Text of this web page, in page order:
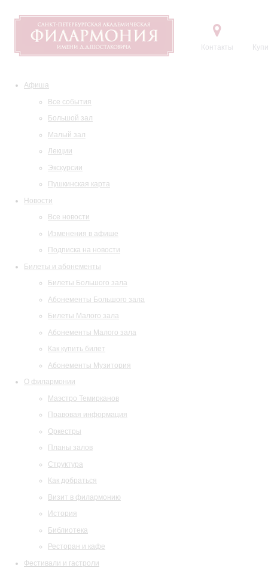
Контакты
Афиша
Все события
Большой зал
Малый зал
Лекции
Экскурсии
Пушкинская карта
Новости
Все новости
Изменения в афише
Подписка на новости
Билеты и абонементы
Билеты Большого зала
Абонементы Большого зала
Билеты Малого зала
Абонементы Малого зала
Как купить билет
Абонементы Музитория
О филармонии
Маэстро Темирканов
Правовая информация
Оркестры
Планы залов
Структура
Как добраться
Визит в филармонию
История
Библиотека
Ресторан и кафе
Фестивали и гастроли